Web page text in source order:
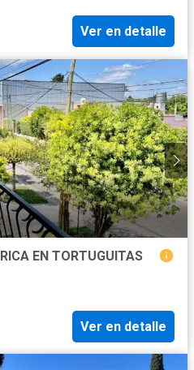
Ver en detalle
EN TORTUGUITAS
Ver en detalle